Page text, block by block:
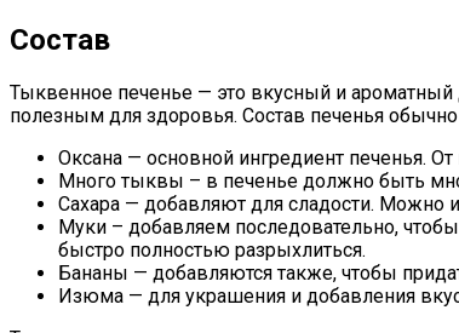
Состав
Тыквенное печенье — это вкусный и ароматный
полезным для здоровья. Состав печенья
Оксана — основной ингредиент печенья.
Много тыквы – в печенье должно быть
Сахара — добавляют для сладости. Можно
Муки – добавляем последовательно,
быстро полностью разрыхлиться.
Бананы — добавляются также, чтобы
Изюма — для украшения и добавления